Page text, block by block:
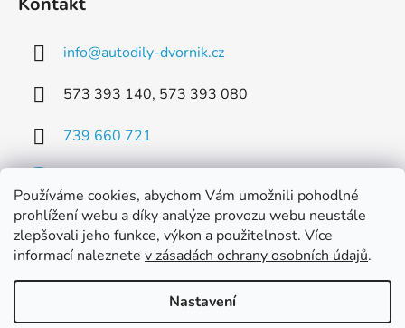
Používáme cookies, abychom Vám umožnili pohodlné
prohlížení webu a díky analýze provozu webu neustále
zlepšovali jeho funkce, výkon a použitelnost. Více
informací naleznete v zásadách ochrany osobních údajů.
Nastavení
info@autodily-dvornik.cz
573 393 140, 573 393 080
739 660 721
Facebook